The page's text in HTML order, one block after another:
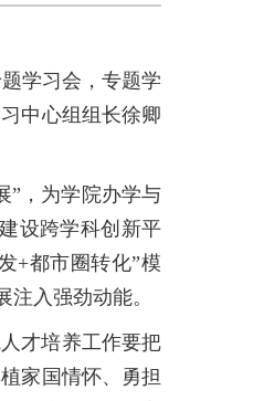
学习会，专题学
中心组组长徐卿
”，为学院办学与
设跨学科创新平
+都市圈转化”模
入强劲动能。
才培养工作要把
家国情怀、勇担